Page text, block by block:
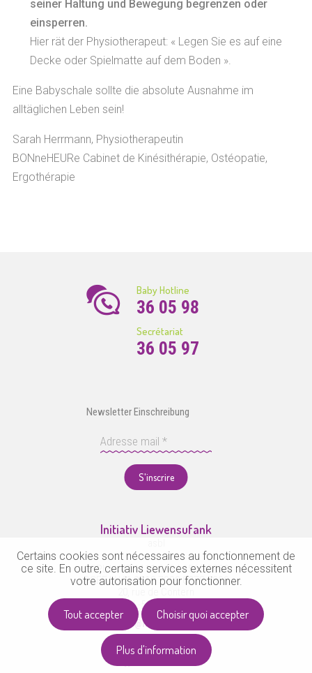
seiner Haltung und Bewegung begrenzen oder
einsperren.
Hier rät der Physiotherapeut: « Legen Sie es auf eine
Decke oder Spielmatte auf dem Boden ».
Eine Babyschale sollte die absolute Ausnahme im
alltäglichen Leben sein!
Sarah Herrmann, Physiotherapeutin
BONneHEURe Cabinet de Kinésithérapie, Ostéopatie,
Ergothérapie
Baby Hotline
36 05 98
Secrétariat
36 05 97
Newsletter Einschreibung
S'inscrire
Initiativ Liewensufank
CCPL LU47 1111 0484 6562 0000
BCEE LU41 0019 7000 0278 6000
L-5955 Itzig
info@liewensufank.lu
36 61 34
Certains cookies sont nécessaires au fonctionnement de
ce site. En outre, certains services externes nécessitent
votre autorisation pour fonctionner.
Tout accepter Choisir quoi accepter
Plus d'information